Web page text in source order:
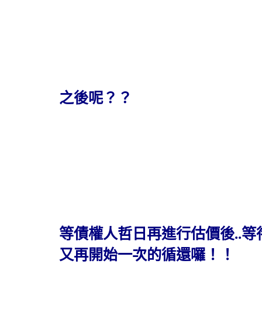
之後呢？？
等債權人哲日再進行估價後..
又再開始一次的循還囉！！